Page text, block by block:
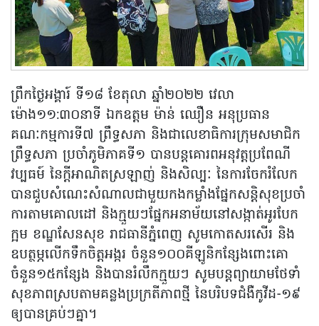
ព្រឹកថ្ងៃអង្គារ៍ ទី១៨ ខែតុលា ឆ្នាំ២០២២ វេលា
ម៉ោង១១:៣០នាទី ឯកឧត្តម ម៉ាន់ ឈឿន អនុប្រធាន
គណៈកម្មការទី៧ ព្រឹទ្ធសភា និងជាលេខាធិការក្រុមសមាជិក
ព្រឹទ្ធសភា ប្រចាំភូមិភាគទី១ បានបន្តគោរពអនុវត្តប្រពែណី
វប្បធម៍ នៃក្តីអាណិតស្រឡាញ់ និងសិល្បៈ នៃការចែករំលែក
បានជួបសំណេះសំណាលជាមួយកងកម្លាំងផ្នែកសន្តិសុខប្រចាំ
ការតាមគោលដៅ និងក្មួយៗផ្នែកអនាម័យនៅសង្កាត់អូរបែក
ក្អម ខណ្ឌសែនសុខ រាជធានីភ្នំពេញ សូមកោតសរសើរ និង
ឧបត្ថម្ភលើកទឹកចិត្តអង្ករ ចំនួន១០០គីឡូនិកន្សែងពោះគោ
ចំនួន១៥កន្សែង និងបានរំលឹកក្មួយៗ សូមបន្តព្យាយាមថែទាំ
សុខភាពស្របតាមគន្លងប្រក្រតីភាពថ្មី នៃបរិបទជំងឺកូវីដ-១៩
ឲ្យបានគ្រប់ៗគ្នា។